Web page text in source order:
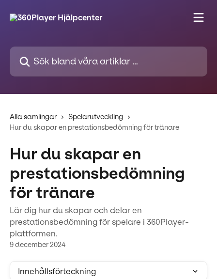
Sök bland våra artiklar …
Alla samlingar
Spelarutveckling
Hur du skapar en prestationsbedömning för tränare
Hur du skapar en
prestationsbedömning
för tränare
Lär dig hur du skapar och delar en
prestationsbedömning för spelare i 360Player-
plattformen.
9 december 2024
Innehållsförteckning